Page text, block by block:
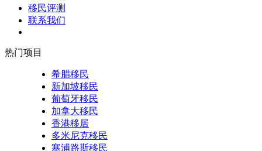
移民评测
联系我们
热门项目
希腊移民
新加坡移民
葡萄牙移民
加拿大移民
香港移居
多米尼克移民
塞浦路斯移民